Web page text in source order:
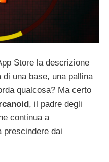
Store la descrizione
una base, una pallina
qualcosa? Ma certo
, il padre degli
continua a
prescindere dai